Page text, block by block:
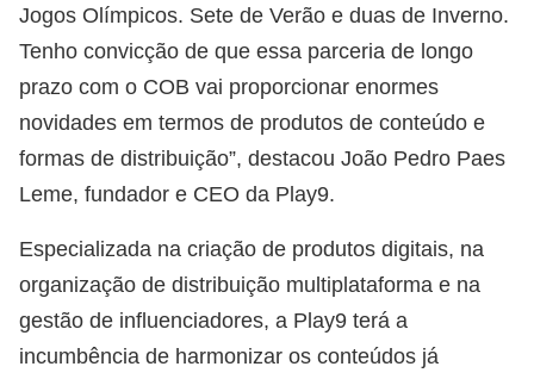
Jogos Olímpicos. Sete de Verão e duas de Inverno.
Tenho convicção de que essa parceria de longo
prazo com o COB vai proporcionar enormes
novidades em termos de produtos de conteúdo e
formas de distribuição”, destacou João Pedro Paes
Leme, fundador e CEO da Play9.
Especializada na criação de produtos digitais, na
organização de distribuição multiplataforma e na
gestão de influenciadores, a Play9 terá a
incumbência de harmonizar os conteúdos já